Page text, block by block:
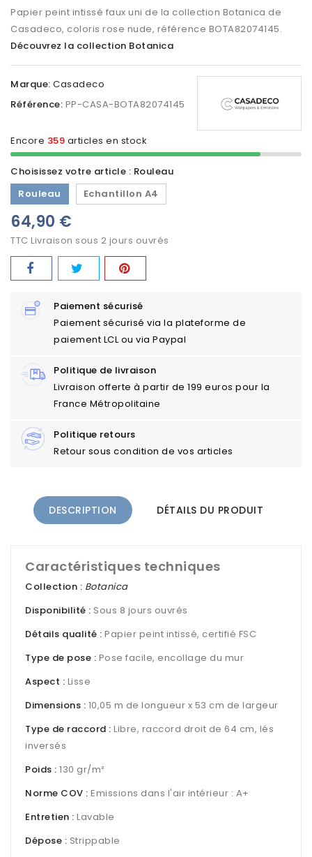
Papier peint intissé faux uni de la collection Botanica de
Casadeco, coloris rose nude, référence BOTA82074145.
Découvrez la collection Botanica
Marque: Casadeco
Référence: PP-CASA-BOTA82074145
Encore 359 articles en stock
Choisissez votre article : Rouleau
Rouleau
Echantillon A4
64,90 €
TTC Livraison sous 2 jours ouvrés
Paiement sécurisé
Paiement sécurisé via la plateforme de
paiement LCL ou via Paypal
Politique de livraison
Livraison offerte à partir de 199 euros pour la
France Métropolitaine
Politique retours
Retour sous condition de vos articles
DESCRIPTION DÉTAILS DU PRODUIT
Caractéristiques techniques
Collection : Botanica
Disponibilité : Sous 8 jours ouvrés
Détails qualité : Papier peint intissé, certifié FSC
Type de pose : Pose facile, encollage du mur
Aspect : Lisse
Dimensions : 10,05 m de longueur x 53 cm de largeur
Type de raccord : Libre, raccord droit de 64 cm, lés
inversés
Poids : 130 gr/m²
Norme COV : Emissions dans l'air intérieur : A+
Entretien : Lavable
Dépose : Strippable